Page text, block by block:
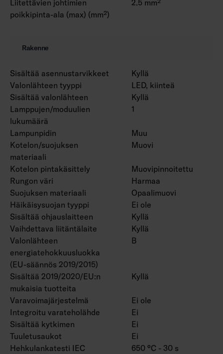
Liitettävien johtimien
poikkipinta-ala (max) (mm²)
2.5 mm²
Rakenne
Sisältää asennustarvikkeet
Kyllä
Valonlähteen tyyppi
LED, kiinteä
Sisältää valonlähteen
Kyllä
Lamppujen/moduulien
lukumäärä
1
Lampunpidin
Muu
Kotelon/suojuksen
materiaali
Muovi
Kotelon pintakäsittely
Muovipinnoitettu
Rungon väri
Harmaa
Suojuksen materiaali
Opaalimuovi
Häikäisysuojan tyyppi
Ei ole
Sisältää ohjauslaitteen
Kyllä
Vaihdettava liitäntälaite
Kyllä
Valonlähteen
energiatehokkuusluokka
(EU-säännös 2019/2015)
B
Sisältää 2019/2020/EU:n
mukaisia tuotteita
Kyllä
Varavoimajärjestelmä
Ei ole
Integroitu varateholähde
Ei
Sisältää kytkimen
Ei
Tuuletusaukot
Ei
Hehkulankatesti IEC
650 °C - 30 s